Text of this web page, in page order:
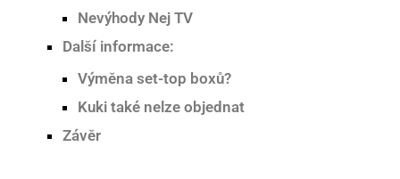
Nevýhody Nej TV
Další informace:
Výměna set-top boxů?
Kuki také nelze objednat
Závěr